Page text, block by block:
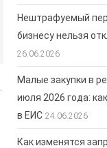
Нештрафуемый
бизнесу нельзя
26.06.2026
Малые закупки в
июля 2026 года:
в ЕИС 24.06.2026
Как изменятся